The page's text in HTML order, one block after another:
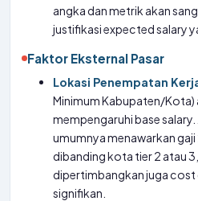
angka dan metrik akan
justifikasi expected salary
Faktor Eksternal Pasar
Lokasi Penempatan
Minimum Kabupaten/Kota)
mempengaruhi base
umumnya menawarkan
dibanding kota tier 2 atau
dipertimbangkan juga cost
signifikan.